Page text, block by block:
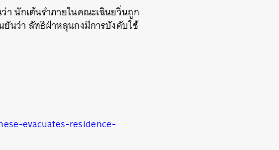
า นักเต้นรำภายในคณะเฉินยวิ่นถูก
นว่า ลัทธิฝ่าหลุนกงมีการบังคับใช้
evacuates-residence-